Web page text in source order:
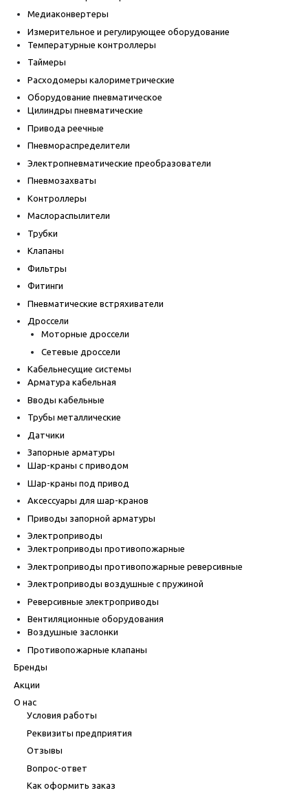
Медиаконвертеры
Измерительное и регулирующее оборудование
Температурные контроллеры
Таймеры
Расходомеры калориметрические
Оборудование пневматическое
Цилиндры пневматические
Привода реечные
Пневмораспределители
Электропневматические преобразователи
Пневмозахваты
Контроллеры
Маслораспылители
Трубки
Клапаны
Фильтры
Фитинги
Пневматические встряхиватели
Дроссели
Моторные дроссели
Сетевые дроссели
Кабельнесущие системы
Арматура кабельная
Вводы кабельные
Трубы металлические
Датчики
Запорные арматуры
Шар-краны с приводом
Шар-краны под привод
Аксессуары для шар-кранов
Приводы запорной арматуры
Электроприводы
Электроприводы противопожарные
Электроприводы противопожарные реверсивные
Электроприводы воздушные с пружиной
Реверсивные электроприводы
Вентиляционные оборудования
Воздушные заслонки
Противопожарные клапаны
Бренды
Акции
О нас
Условия работы
Реквизиты предприятия
Отзывы
Вопрос-ответ
Как оформить заказ